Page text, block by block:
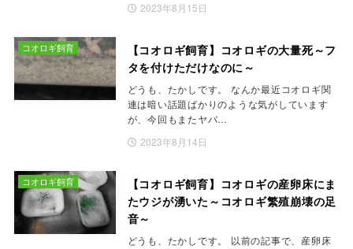
2023年8月15日
【コオロギ飼育】コオロギの大量死～フ
タを付けただけなのに～
どうも、たかしです。 なんか最近コオロギ関
連は暗い話題ばかりのような気がしています
が、今回もまたヤバ…
2023年8月14日
コオロギ飼育
【コオロギ飼育】コオロギの産卵床にま
たウジが湧いた～コオロギ繁殖崩壊の足
音～
どうも、たかしです。 以前の記事で、産卵床
コオロギ飼育